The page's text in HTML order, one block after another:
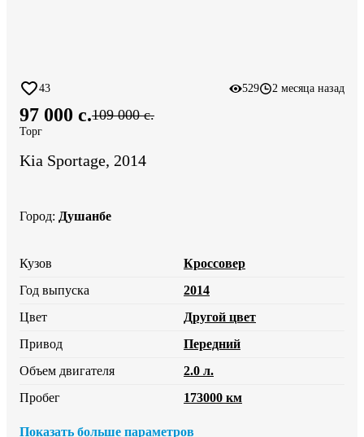
43 529 2 месяца назад
97 000 c.109 000 c.
Торг
Kia Sportage, 2014
Город: Душанбе
Кузов
Кроссовер
Год выпуска
2014
Цвет
Другой цвет
Привод
Передний
Объем двигателя
2.0 л.
Пробег
173000 км
Показать больше параметров